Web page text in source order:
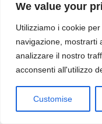
We value your
Utilizziamo i cookie
navigazione, mostrarti
analizzare il nostro
acconsenti all'utilizzo
Customise
Infine, l’adozione
essere vista
sicurezza
software antivirus
singolo utente,
dispositivo è